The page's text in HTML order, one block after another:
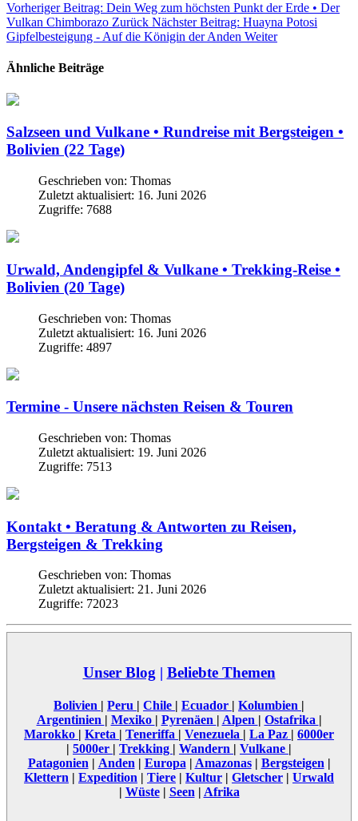
Vorheriger Beitrag: Dein Weg zum höchsten Punkt der Erde • Der
Vulkan Chimborazo Zurück Nächster Beitrag: Huayna Potosi
Gipfelbesteigung - Auf die Königin der Anden Weiter
Ähnliche Beiträge
Salzseen und Vulkane • Rundreise mit Bergsteigen •
Bolivien (22 Tage)
Geschrieben von: Thomas
Zuletzt aktualisiert: 16. Juni 2026
Zugriffe: 7688
Urwald, Andengipfel & Vulkane • Trekking-Reise •
Bolivien (20 Tage)
Geschrieben von: Thomas
Zuletzt aktualisiert: 16. Juni 2026
Zugriffe: 4897
Termine - Unsere nächsten Reisen & Touren
Geschrieben von: Thomas
Zuletzt aktualisiert: 19. Juni 2026
Zugriffe: 7513
Kontakt • Beratung & Antworten zu Reisen,
Bergsteigen & Trekking
Geschrieben von: Thomas
Zuletzt aktualisiert: 21. Juni 2026
Zugriffe: 72023
Unser Blog | Beliebte Themen
Bolivien | Peru | Chile | Ecuador | Kolumbien |
Argentinien | Mexiko | Pyrenäen | Alpen | Ostafrika |
Marokko | Kreta | Teneriffa | Venezuela | La Paz | 6000er
| 5000er | Trekking | Wandern | Vulkane |
Patagonien | Anden | Europa | Amazonas| Bergsteigen |
Klettern | Expedition | Tiere | Kultur | Gletscher | Urwald
| Wüste| Seen | Afrika